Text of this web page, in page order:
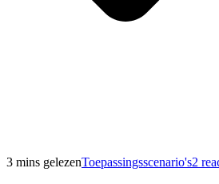
3 mins gelezenToepassingsscenario's2